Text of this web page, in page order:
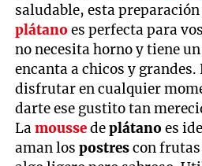
saludable, esta
plátanoes perfecta para
no necesita horno y tiene
encanta a chicos y
disfrutar en cualquier
darte ese gustito tan
Lamoussedeplátanoes
aman lospostrescon